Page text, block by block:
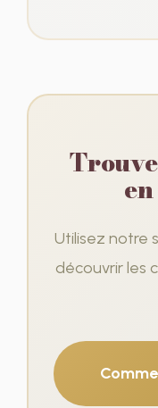
Utilisez notre
découvrir les